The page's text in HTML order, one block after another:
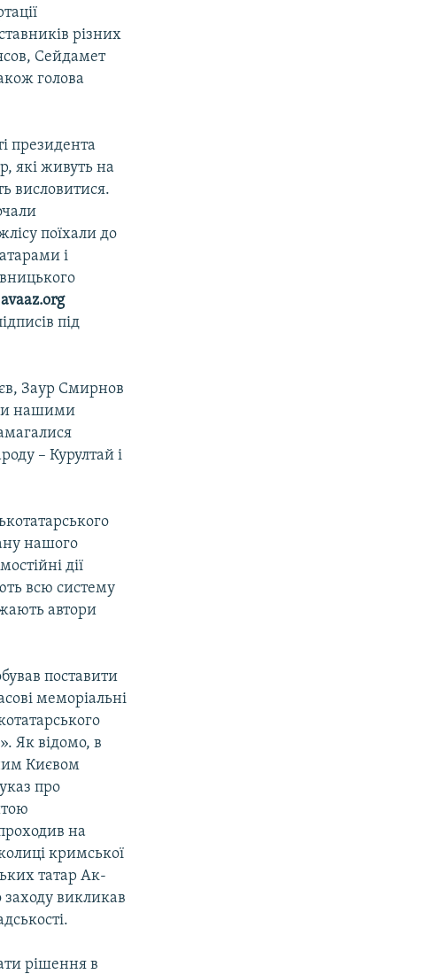
різних
Сейдамет
голова
президента
які живуть на
висловитися.
поїхали до
і
avaaz.org
під
Заур Смирнов
нашими
– Курултай і
нашого
дії
всю систему
автори
поставити
меморіальні
Як відомо, в
Києвом
про
на
кримської
татар Ак-
викликав
рішення в